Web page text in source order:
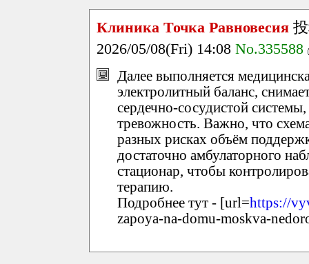
Клиника Точка Равновесия
2026/05/08(Fri) 14:08 No.335588
Далее выполняется
электролитный баланс,
сердечно-сосудистой
тревожность. Важно, что
разных рисках объём
достаточно амбулаторного
стационар, чтобы
терапию.
Подробнее тут - [url=https://
zapoya-na-domu-moskva-